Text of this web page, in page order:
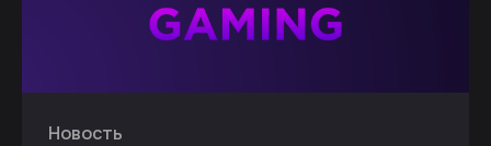
Новость